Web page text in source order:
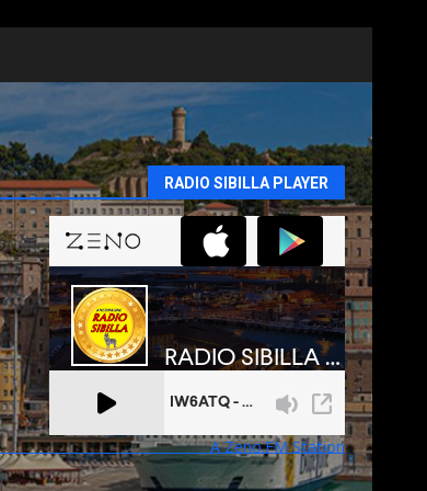
RADIO SIBILLA PLAYER
A Zeno.FM Station